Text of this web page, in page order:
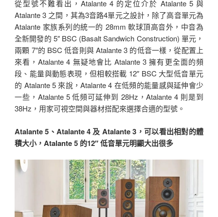
從型號不難看出，Atalante 4 的定位介於 Atalante 5 與
Atalante 3 之間，其為3音路4單元之設計，除了高音單元為
Atalante 家族系列的統一的 28mm 軟球頂高音外，中音為
全新開發的 5″ BSC (Basalt Sandwich Construction) 單元，
兩顆 7″的 BSC 低音則與 Atalante 3 的低音一樣，從配置上
來看，Atalante 4 無疑地會比 Atalante 3 擁有更全面的頻
段、能量與動態表現，但相較搭載 12″ BSC 大型低音單元
的 Atalante 5 來說，Atalante 4 在低頻的能量感與延伸會少
一些，Atalante 5 低頻可延伸到 28Hz，Atalante 4 則是到
38Hz，用家可視空間與器材搭配來選擇合適的型號。
Atalante 5、Atalante 4 及 Atalante 3，可以看出相對的體
積大小，Atalante 5 的12″ 低音單元明顯大出很多